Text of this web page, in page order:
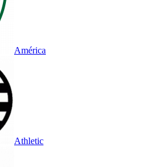
América
Athletic